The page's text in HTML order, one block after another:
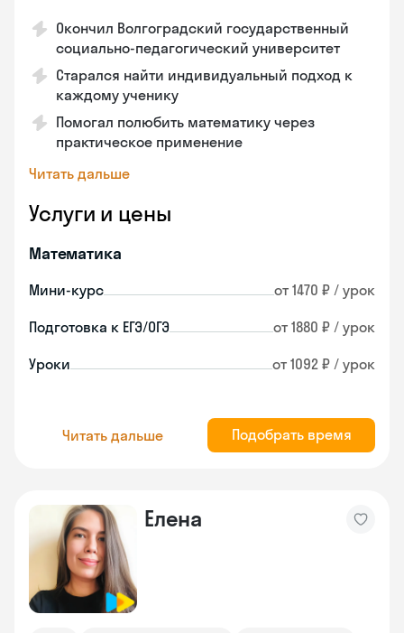
Окончил Волгоградский государственный
социально-педагогический университет
Старался найти индивидуальный подход к
каждому ученику
Помогал полюбить математику через
практическое применение
Читать дальше
Услуги и цены
Математика
Мини-курс от 1470 ₽ / урок
Подготовка к ЕГЭ/ОГЭ от 1880 ₽ / урок
Уроки от 1092 ₽ / урок
Читать дальше Подобрать время
Елена